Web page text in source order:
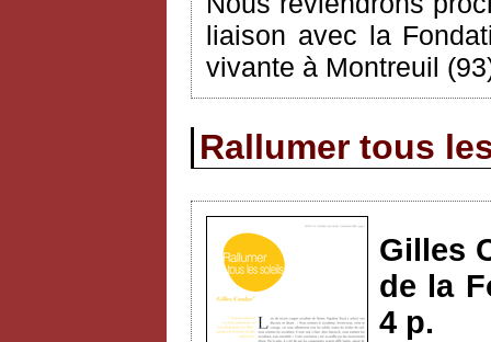
liaison avec la
vivante à Montreuil
Rallumer tous
Gilles
de la
4 p.